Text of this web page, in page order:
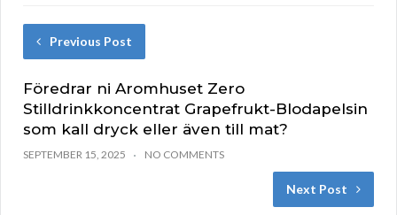
Previous Post
Föredrar ni Aromhuset Zero
Stilldrinkkoncentrat Grapefrukt-Blodapelsin
som kall dryck eller även till mat?
SEPTEMBER 15, 2025 NO COMMENTS
Next Post